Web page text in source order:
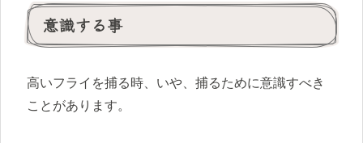
意識する事
高いフライを捕る時、いや、捕るために意識すべき
ことがあります。